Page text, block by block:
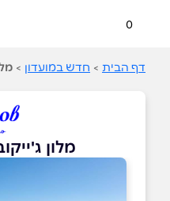
0
דף הבית > חדש במועדון >
מלון